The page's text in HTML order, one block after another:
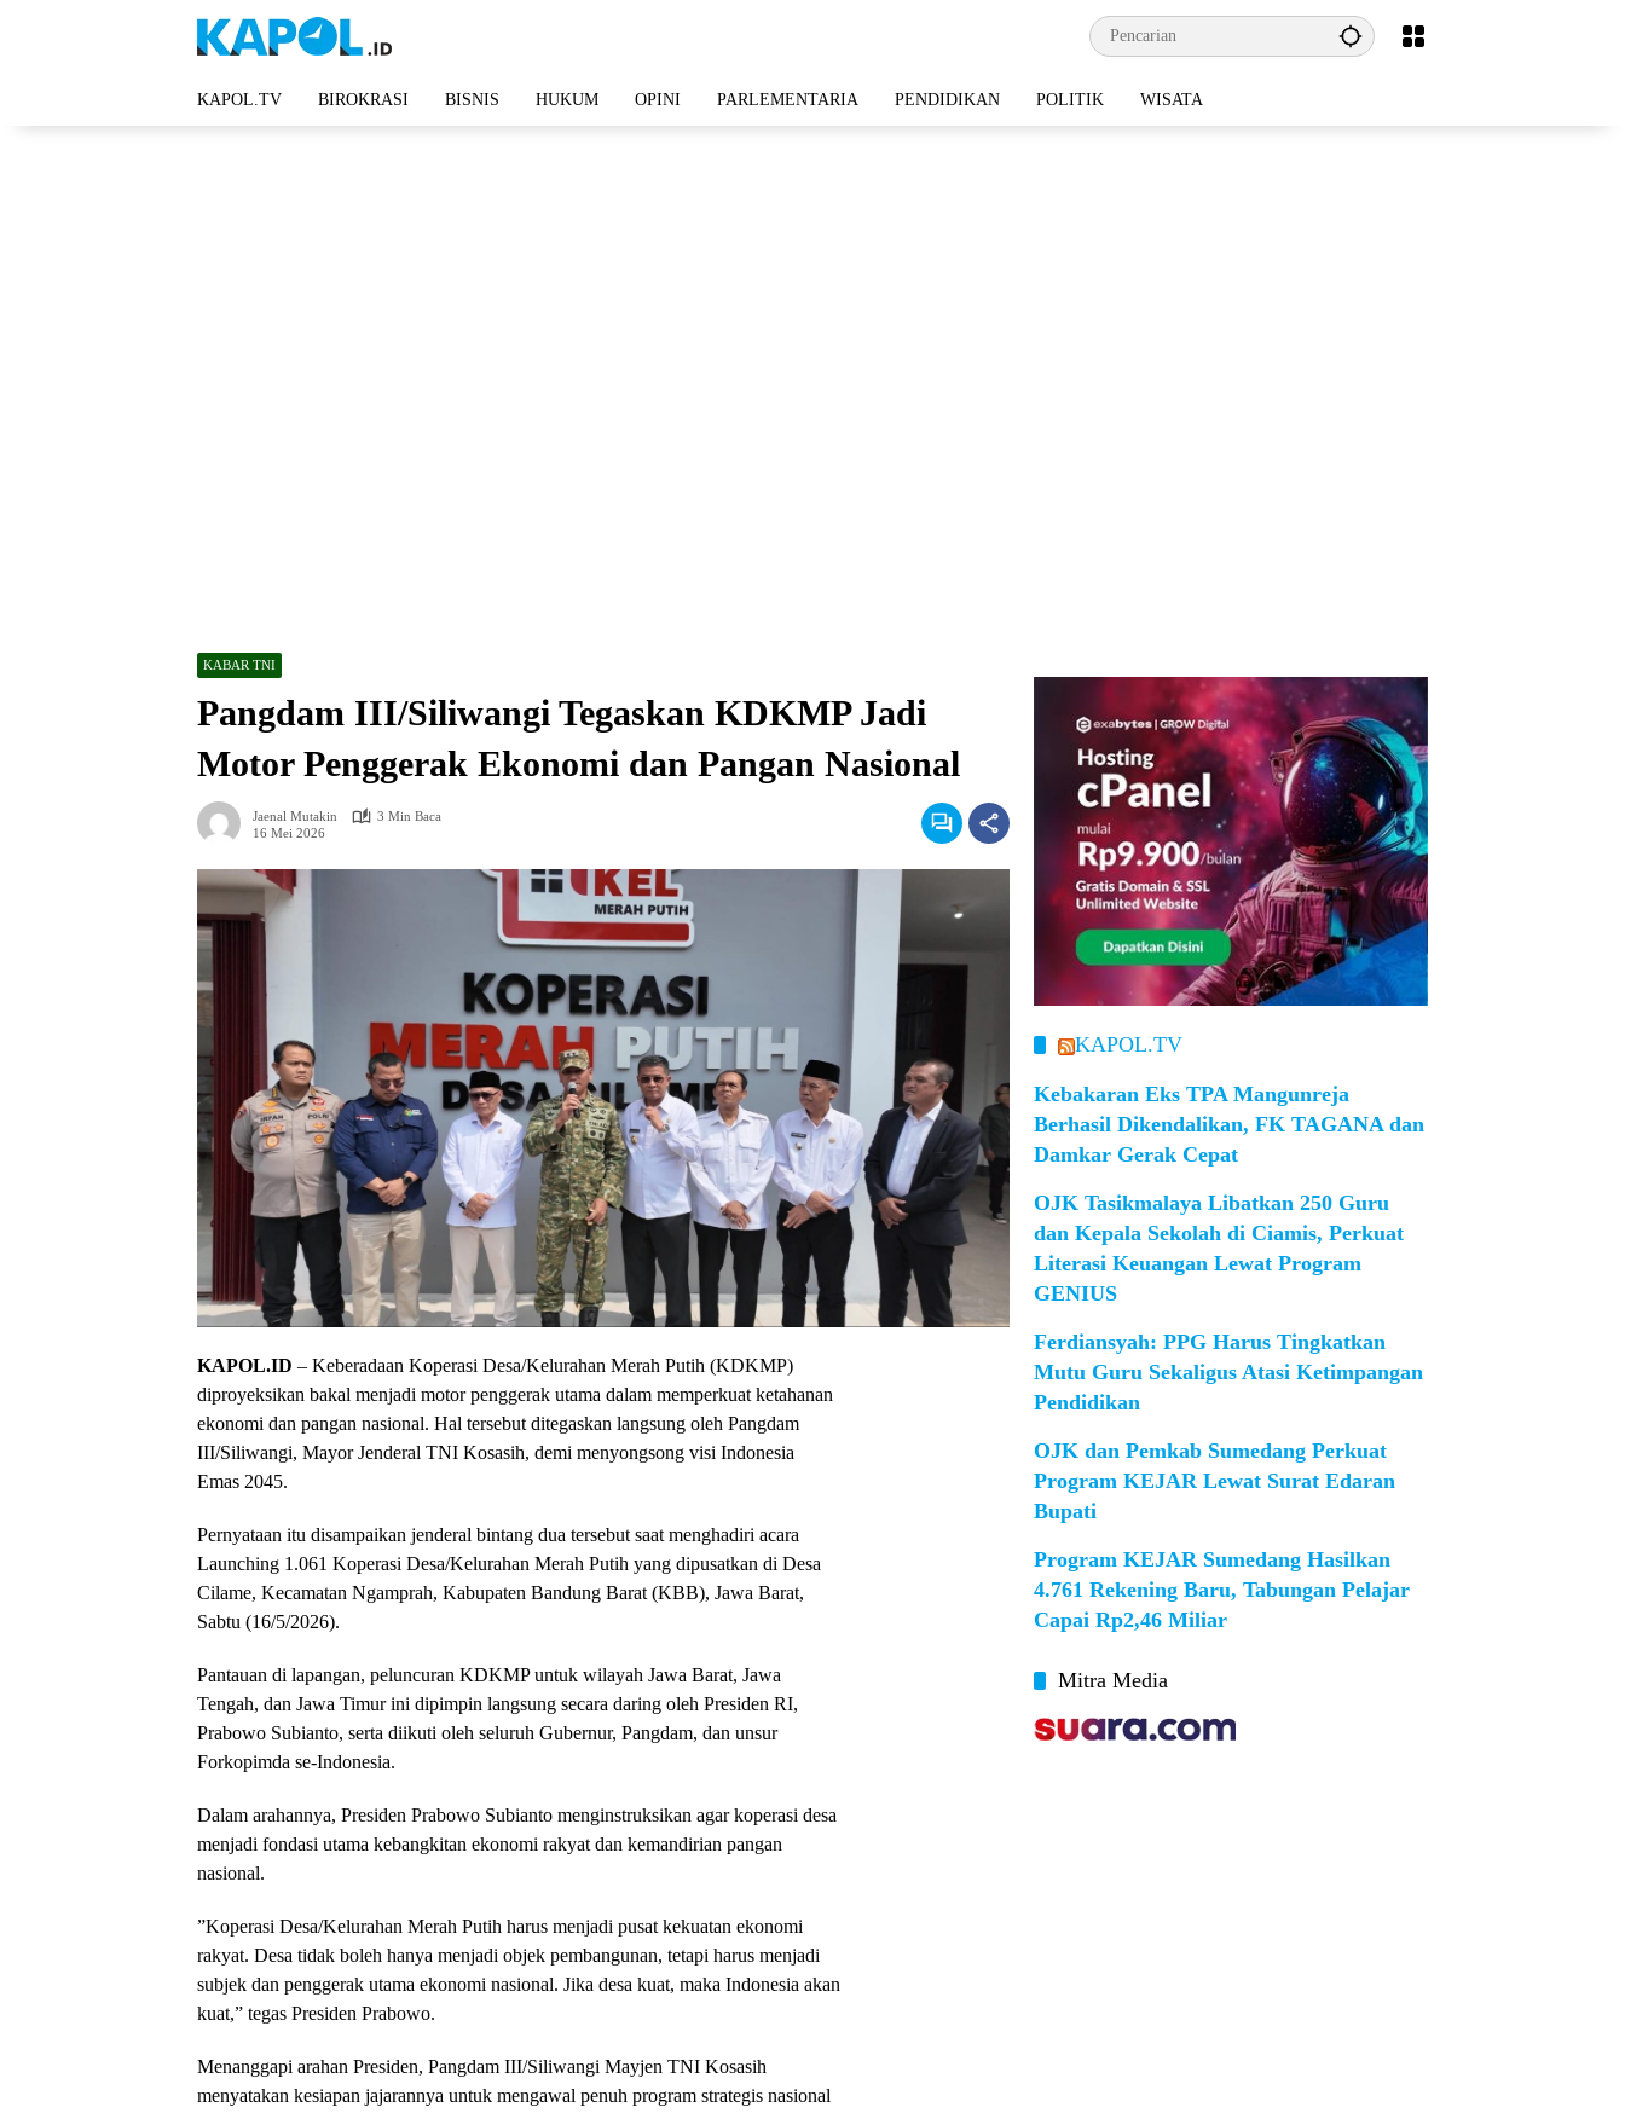
KAPOL.TV BIROKRASI BISNIS HUKUM OPINI PARLEMENTARIA PENDIDIKAN POLITIK WISATA
KABAR TNI
Pangdam III/Siliwangi Tegaskan KDKMP Jadi
Motor Penggerak Ekonomi dan Pangan Nasional
Jaenal Mutakin
3 Min Baca
16 Mei 2026
KAPOL.ID – Keberadaan Koperasi Desa/Kelurahan Merah Putih (KDKMP)
diproyeksikan bakal menjadi motor penggerak utama dalam memperkuat ketahanan
ekonomi dan pangan nasional. Hal tersebut ditegaskan langsung oleh Pangdam
III/Siliwangi, Mayor Jenderal TNI Kosasih, demi menyongsong visi Indonesia
Emas 2045.
​Pernyataan itu disampaikan jenderal bintang dua tersebut saat menghadiri acara
Launching 1.061 Koperasi Desa/Kelurahan Merah Putih yang dipusatkan di Desa
Cilame, Kecamatan Ngamprah, Kabupaten Bandung Barat (KBB), Jawa Barat,
Sabtu (16/5/2026).
​Pantauan di lapangan, peluncuran KDKMP untuk wilayah Jawa Barat, Jawa
Tengah, dan Jawa Timur ini dipimpin langsung secara daring oleh Presiden RI,
Prabowo Subianto, serta diikuti oleh seluruh Gubernur, Pangdam, dan unsur
Forkopimda se-Indonesia.
​Dalam arahannya, Presiden Prabowo Subianto menginstruksikan agar koperasi desa
menjadi fondasi utama kebangkitan ekonomi rakyat dan kemandirian pangan
nasional.
​”Koperasi Desa/Kelurahan Merah Putih harus menjadi pusat kekuatan ekonomi
rakyat. Desa tidak boleh hanya menjadi objek pembangunan, tetapi harus menjadi
subjek dan penggerak utama ekonomi nasional. Jika desa kuat, maka Indonesia akan
kuat,” tegas Presiden Prabowo.
​Menanggapi arahan Presiden, Pangdam III/Siliwangi Mayjen TNI Kosasih
menyatakan kesiapan jajarannya untuk mengawal penuh program strategis nasional
KAPOL.TV
Kebakaran Eks TPA Mangunreja
Berhasil Dikendalikan, FK TAGANA dan
Damkar Gerak Cepat
OJK Tasikmalaya Libatkan 250 Guru
dan Kepala Sekolah di Ciamis, Perkuat
Literasi Keuangan Lewat Program
GENIUS
Ferdiansyah: PPG Harus Tingkatkan
Mutu Guru Sekaligus Atasi Ketimpangan
Pendidikan
OJK dan Pemkab Sumedang Perkuat
Program KEJAR Lewat Surat Edaran
Bupati
Program KEJAR Sumedang Hasilkan
4.761 Rekening Baru, Tabungan Pelajar
Capai Rp2,46 Miliar
Mitra Media